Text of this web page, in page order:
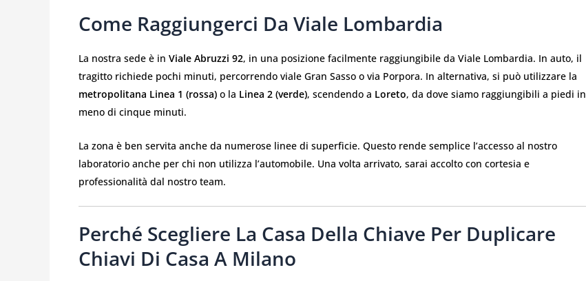
Come Raggiungerci Da Viale Lombardia
La nostra sede è in Viale Abruzzi 92, in una posizione facilmente raggiungibile da Viale Lombardia. In auto, il
tragitto richiede pochi minuti, percorrendo viale Gran Sasso o via Porpora. In alternativa, si può utilizzare la
metropolitana Linea 1 (rossa) o la Linea 2 (verde), scendendo a Loreto, da dove siamo raggiungibili a piedi in
meno di cinque minuti.
La zona è ben servita anche da numerose linee di superficie. Questo rende semplice l’accesso al nostro
laboratorio anche per chi non utilizza l’automobile. Una volta arrivato, sarai accolto con cortesia e
professionalità dal nostro team.
Perché Scegliere La Casa Della Chiave Per Duplicare
Chiavi Di Casa A Milano